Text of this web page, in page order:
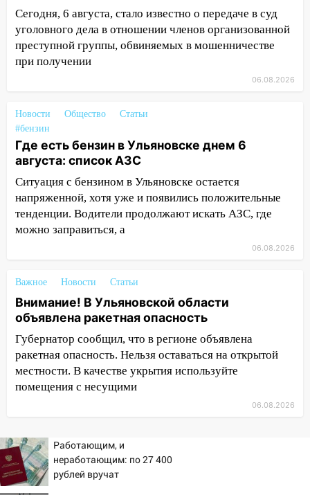
06:00 Под Ульяновском при развороте
пострадал 38-летний водитель
иномарки
05:00
«Каждая пятая женщина и каждый
второй мужчина в мире сталкиваются с
быть вызвано облысение и как с этим
справиться
03:30 Гороскоп на 7 августа: пятница
принесет прилив творческой энергии и
отличные шансы исправить старые
ошибки
06.08.2026
Прогноз погоды на 7 августа в
20:04
Ульяновцев приглашают на забег,
посвящённый Дню воздушного флота
России
19:12 В Ульяновской области
руководителя частной компании
наказали за сокрытие прошлого своего
сотрудник
17:08
Ульяновский областной суд
оставил в силе приговор руководству
«УльяновскФармации» за махинации на
Сегодня, 6 августа, стало известно о передаче в суд
уголовного дела в отношении членов организованной
преступной группы, обвиняемых в мошенничестве
при получении
06.08.2026
Новости Общество
Статьи
#бензин
Где есть бензин в Ульяновске днем 6
августа: список АЗС
Ситуация с бензином в Ульяновске остается
напряженной, хотя уже и появились положительные
тенденции. Водители продолжают искать АЗС, где
можно заправиться, а
06.08.2026
Важное Новости Статьи
Внимание! В Ульяновской области
объявлена ракетная опасность
Губернатор сообщил, что в регионе объявлена
ракетная опасность. Нельзя оставаться на открытой
местности. В качестве укрытия используйте
помещения с несущими
06.08.2026
Работающим, и
неработающим: по 27 400
рублей вручат